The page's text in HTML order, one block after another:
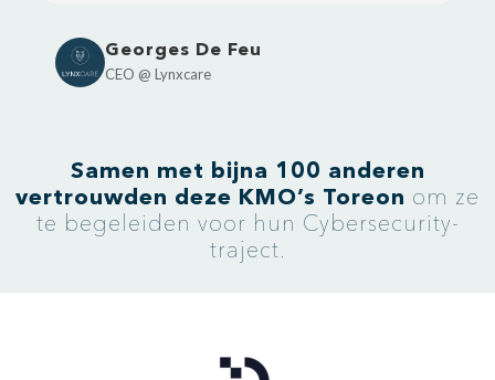
Georges De Feu
CEO @ Lynxcare
Samen met bijna 100 anderen
vertrouwden deze KMO’s Toreon om ze
te begeleiden voor hun Cybersecurity-
traject.